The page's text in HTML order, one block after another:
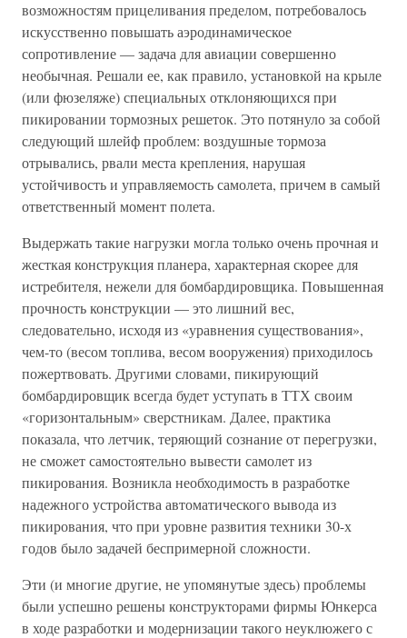
возможностям прицеливания пределом, потребовалось
искусственно повышать аэродинамическое
сопротивление — задача для авиации совершенно
необычная. Решали ее, как правило, установкой на крыле
(или фюзеляже) специальных отклоняющихся при
пикировании тормозных решеток. Это потянуло за собой
следующий шлейф проблем: воздушные тормоза
отрывались, рвали места крепления, нарушая
устойчивость и управляемость самолета, причем в самый
ответственный момент полета.
Выдержать такие нагрузки могла только очень прочная и
жесткая конструкция планера, характерная скорее для
истребителя, нежели для бомбардировщика. Повышенная
прочность конструкции — это лишний вес,
следовательно, исходя из «уравнения существования»,
чем-то (весом топлива, весом вооружения) приходилось
пожертвовать. Другими словами, пикирующий
бомбардировщик всегда будет уступать в ТТХ своим
«горизонтальным» сверстникам. Далее, практика
показала, что летчик, теряющий сознание от перегрузки,
не сможет самостоятельно вывести самолет из
пикирования. Возникла необходимость в разработке
надежного устройства автоматического вывода из
пикирования, что при уровне развития техники 30-х
годов было задачей беспримерной сложности.
Эти (и многие другие, не упомянутые здесь) проблемы
были успешно решены конструкторами фирмы Юнкерса
в ходе разработки и модернизации такого неуклюжего с